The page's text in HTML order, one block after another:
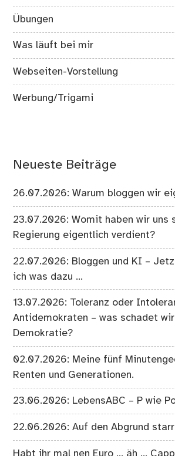
Übungen
Was läuft bei mir
Webseiten-Vorstellung
Werbung/Trigami
Neueste Beiträge
26.07.2026: Warum bloggen wir
23.07.2026: Womit haben wir uns
Regierung eigentlich verdient?
22.07.2026: Bloggen und KI –
ich was dazu …
13.07.2026: Toleranz oder
Antidemokraten – was schadet
Demokratie?
02.07.2026: Meine fünf
Renten und Generationen.
23.06.2026: LebensABC – P wie
22.06.2026: Auf den Abgrund
Habt ihr mal nen Euro … äh …